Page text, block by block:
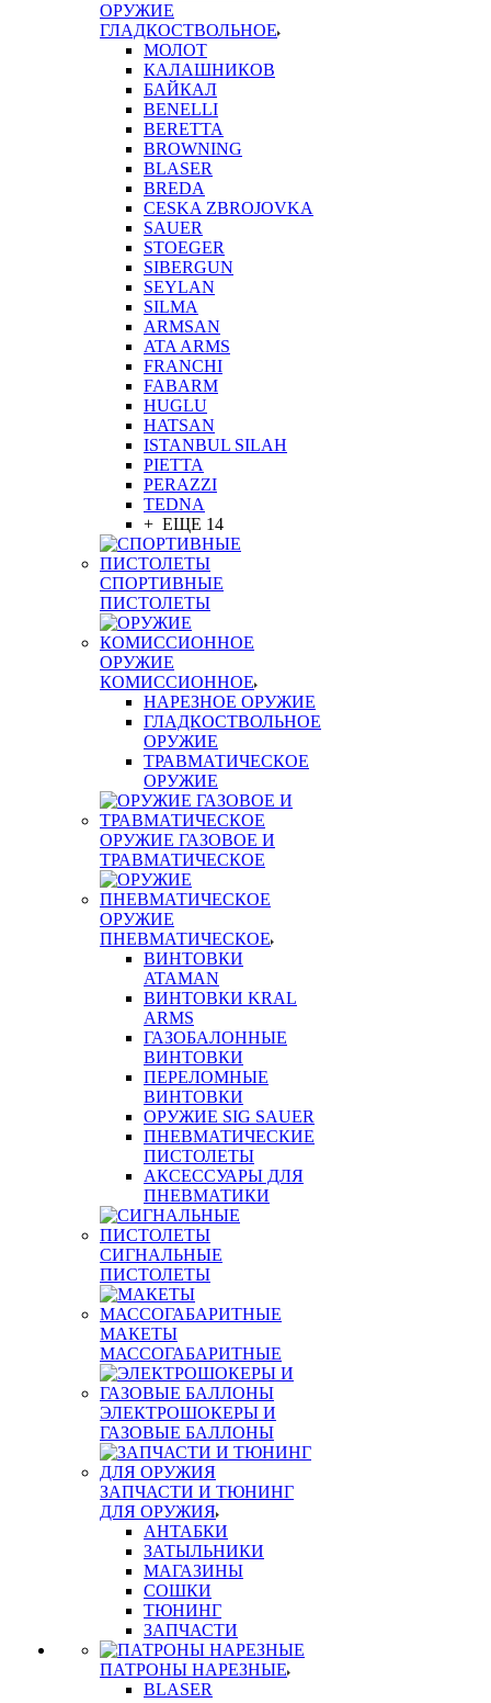
ОРУЖИЕ
ГЛАДКОСТВОЛЬНОЕ
МОЛОТ
КАЛАШНИКОВ
БАЙКАЛ
BENELLI
BERETTA
BROWNING
BLASER
BREDA
CESKA ZBROJOVKA
SAUER
STOEGER
SIBERGUN
SEYLAN
SILMA
ARMSAN
ATA ARMS
FRANCHI
FABARM
HUGLU
HATSAN
ISTANBUL SILAH
PIETTA
PERAZZI
TEDNA
+ ЕЩЕ 14
СПОРТИВНЫЕ
ПИСТОЛЕТЫ
ОРУЖИЕ
КОМИССИОННОЕ
НАРЕЗНОЕ ОРУЖИЕ
ГЛАДКОСТВОЛЬНОЕ
ОРУЖИЕ
ТРАВМАТИЧЕСКОЕ
ОРУЖИЕ
ОРУЖИЕ ГАЗОВОЕ И
ТРАВМАТИЧЕСКОЕ
ОРУЖИЕ
ПНЕВМАТИЧЕСКОЕ
ВИНТОВКИ
ATAMAN
ВИНТОВКИ KRAL
ARMS
ГАЗОБАЛОННЫЕ
ВИНТОВКИ
ПЕРЕЛОМНЫЕ
ВИНТОВКИ
ОРУЖИЕ SIG SAUER
ПНЕВМАТИЧЕСКИЕ
ПИСТОЛЕТЫ
АКСЕССУАРЫ ДЛЯ
ПНЕВМАТИКИ
СИГНАЛЬНЫЕ
ПИСТОЛЕТЫ
МАКЕТЫ
МАССОГАБАРИТНЫЕ
ЭЛЕКТРОШОКЕРЫ И
ГАЗОВЫЕ БАЛЛОНЫ
ЗАПЧАСТИ И ТЮНИНГ
ДЛЯ ОРУЖИЯ
АНТАБКИ
ЗАТЫЛЬНИКИ
МАГАЗИНЫ
СОШКИ
ТЮНИНГ
ЗАПЧАСТИ
ПАТРОНЫ НАРЕЗНЫЕ
BLASER